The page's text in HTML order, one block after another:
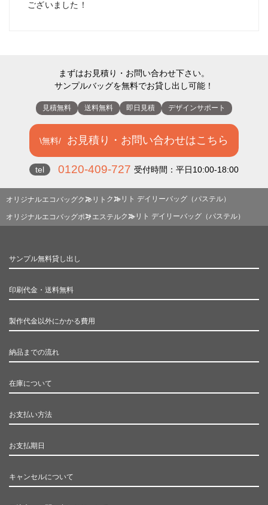
ございました！
まずはお見積り・お問い合わせ下さい。
サンプルバッグを無料でお貸し出し可能！
見積無料 送料無料 即日見積 デザインサポート
\無料/ お見積り・お問い合わせはこちら
tel 0120-409-727 受付時間：平日10:00-18:00
オリジナルエコバッグクルリト クルリト デイリーバッグ（パステル）
オリジナルエコバッグポリエステルクルリト デイリーバッグ（パステル）
サンプル無料貸し出し
印刷代金・送料無料
製作代金以外にかかる費用
納品までの流れ
在庫について
お支払い方法
お支払期日
キャンセルについて